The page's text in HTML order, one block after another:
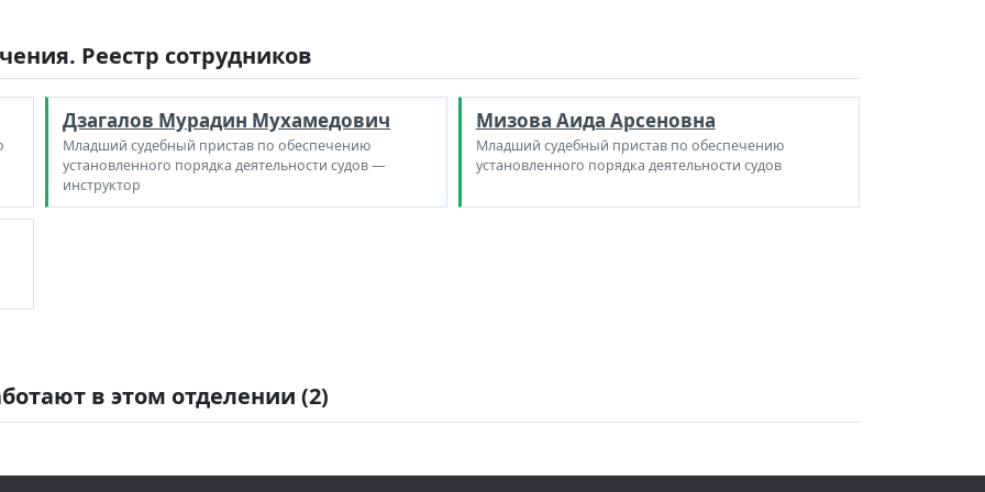
Реестр сотрудников
Дзагалов Мурадин Мухамедович
Младший судебный пристав по обеспечению
установленного порядка деятельности судов —
инструктор
Мизова Аида Арсеновна
Младший судебный пристав по обеспечению
установленного порядка деятельности судов
в этом отделении (2)